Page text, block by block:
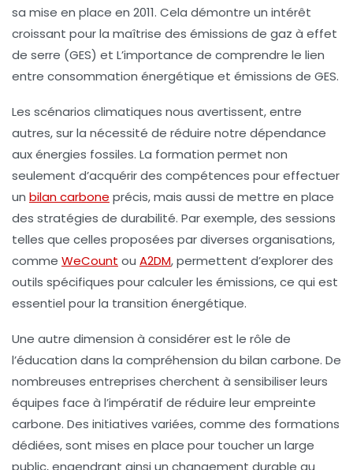
sa mise en place en 2011. Cela démontre un intérêt
croissant pour la maîtrise des émissions de gaz à effet
de serre (GES) et L’importance de comprendre le lien
entre consommation énergétique et émissions de GES.
Les scénarios climatiques nous avertissent, entre
autres, sur la nécessité de réduire notre dépendance
auxénergies fossiles. La formation permet non
seulement d’acquérir des compétences pour effectuer
un bilan carbone précis, mais aussi de mettre en place
des stratégies de durabilité. Par exemple, des sessions
telles que celles proposées par diverses organisations,
comme WeCount ou A2DM, permettent d’explorer des
outils spécifiques pour calculer les émissions, ce qui est
essentiel pour la transition énergétique.
Une autre dimension à considérer est le rôle de
l’éducation dans la compréhension du bilan carbone. De
nombreuses entreprises cherchent à sensibiliser leurs
équipes face à l’impératif de réduire leur empreinte
carbone. Des initiatives variées, comme des formations
dédiées, sont mises en place pour toucher un large
public, engendrant ainsi un changement durable au